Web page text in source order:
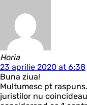
Horia
23 aprilie 2020 at 6:38
Buna ziua!
Multumesc pt
juristilor nu